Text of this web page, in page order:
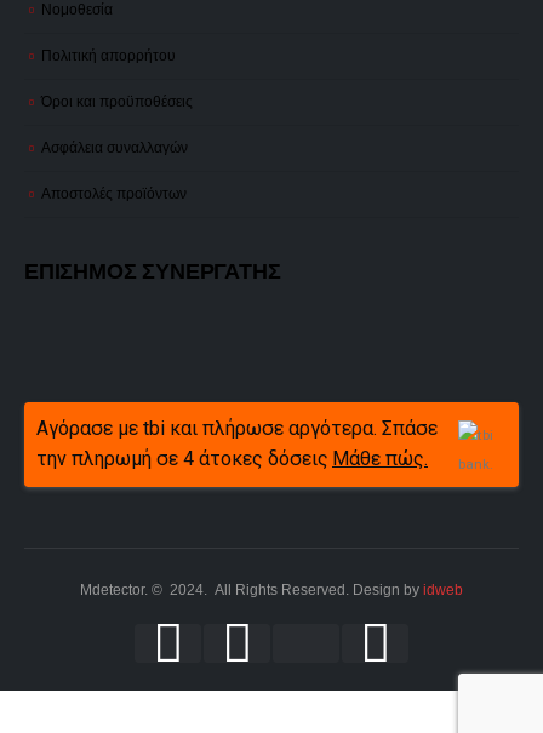
Νομοθεσία
Πολιτική απορρήτου
Όροι και προϋποθέσεις
Ασφάλεια συναλλαγών
Αποστολές προϊόντων
ΕΠΙΣΗΜΟΣ ΣΥΝΕΡΓΑΤΗΣ
Αγόρασε με tbi και πλήρωσε αργότερα. Σπάσε
την πληρωμή σε 4 άτοκες δόσεις Μάθε πώς.
Mdetector. © 2024. All Rights Reserved. Design by idweb